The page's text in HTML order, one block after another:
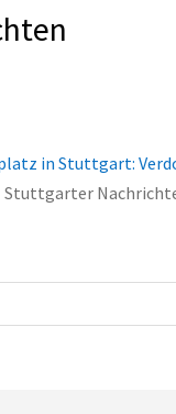
in Stuttgart:
Stuttgarter